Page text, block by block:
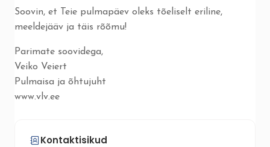
Soovin, et Teie pulmapäev oleks tõeliselt eriline,
meeldejääv ja täis rõõmu!
Parimate soovidega,
Veiko Veiert
Pulmaisa ja õhtujuht
www.vlv.ee
Kontaktisikud